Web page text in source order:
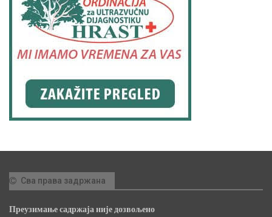
Сва права задржана
Преузимање садржаја није дозвољено